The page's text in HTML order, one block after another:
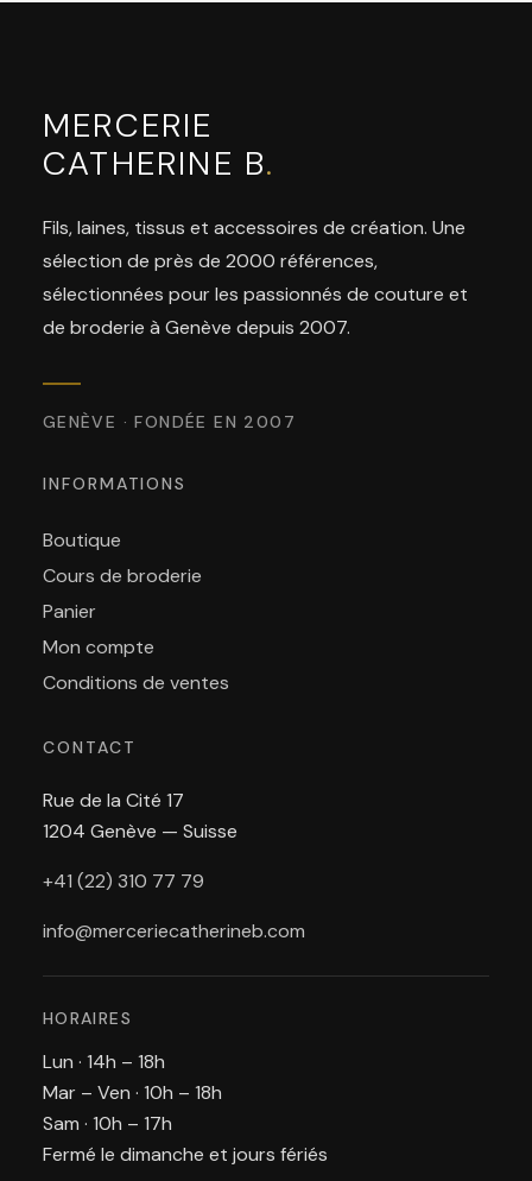
MERCERIE
CATHERINE B.
Fils, laines, tissus et accessoires de création. Une
sélection de près de 2000 références,
sélectionnées pour les passionnés de couture et
de broderie à Genève depuis 2007.
GENÈVE · FONDÉE EN 2007
INFORMATIONS
Boutique
Cours de broderie
Panier
Mon compte
Conditions de ventes
CONTACT
Rue de la Cité 17
1204 Genève — Suisse
+41 (22) 310 77 79
info@merceriecatherineb.com
HORAIRES
Lun · 14h – 18h
Mar – Ven · 10h – 18h
Sam · 10h – 17h
Fermé le dimanche et jours fériés